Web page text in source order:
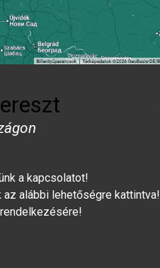
a kapcsolatot!
az alábbi lehetőségre kattintva!